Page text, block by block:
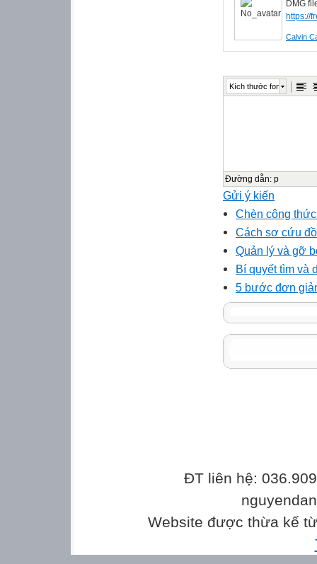
DMG
https://
Calvin
Kích thước font
Đường dẫn: p
Gửi ý kiến
Chèn công
Cách sơ cứu
Quản lý và gỡ
Bí quyết tìm và
5 bước đơn
ĐT liên hệ:
Website được thừa kế